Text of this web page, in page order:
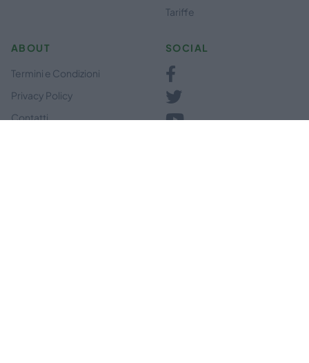
Tariffe
ABOUT
Termini e Condizioni
Privacy Policy
Contatti
SOCIAL